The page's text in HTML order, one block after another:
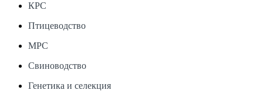
КРС
Птицеводство
МРС
Свиноводство
Генетика и селекция